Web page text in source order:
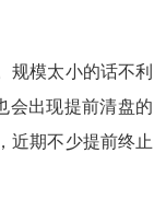
规模太小的话不利
会出现提前清盘的
近期不少提前终止